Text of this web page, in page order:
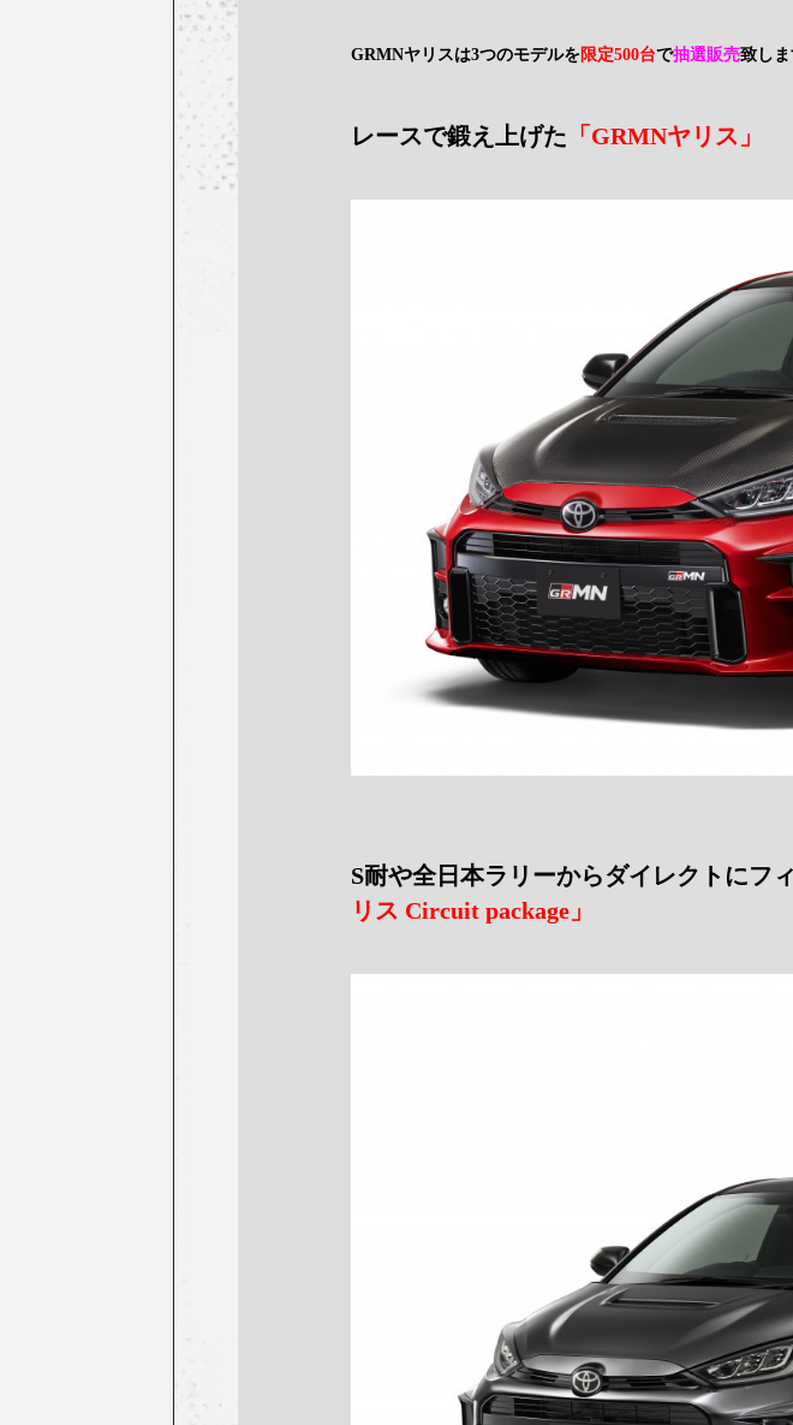
GRMNヤリスは3つのモデルを限定500台で抽選販売致しま
レースで鍛え上げた 「GRMNヤリス」
S耐や全日本ラリーからダイレクトにフ
リス Circuit package」